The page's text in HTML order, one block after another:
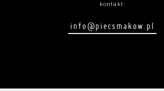
kontakt:
info@piecsmakow.pl